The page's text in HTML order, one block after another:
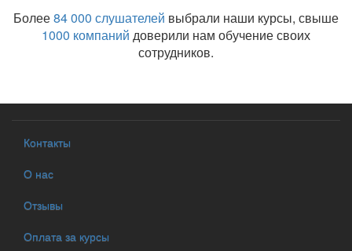
Более84 000 слушателей выбрали наши курсы, свыше
1000 компаний доверили нам обучение своих
сотрудников.
Контакты
О нас
Отзывы
Оплата за курсы